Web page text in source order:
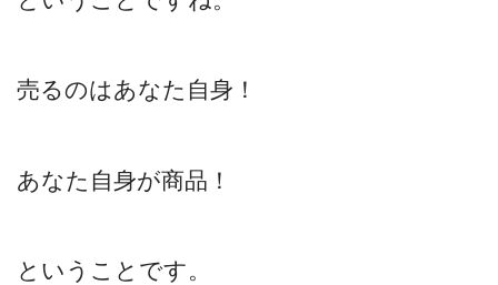
売るのはあなた自身！
あなた自身が商品！
ということです。